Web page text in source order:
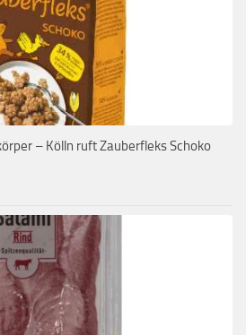
– Kölln ruft Zauberfleks Schoko